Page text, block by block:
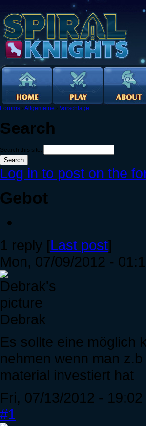
Forums › Allgemeine › Vorschläge
Search
Search this site:
Log in to post on the
Gebot
1 reply [Last post]
Mon, 07/09/2012 -
Debrak
Es sollte eine möglich
nehmen wenn man
material investiert hat
Fri, 07/13/2012 - 19:02
#1